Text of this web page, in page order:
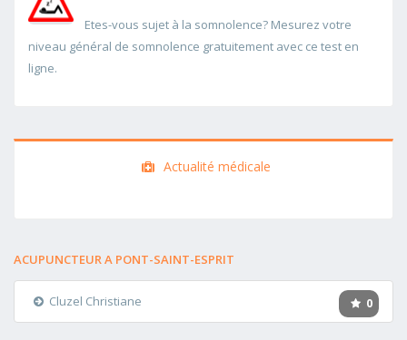
Etes-vous sujet à la somnolence? Mesurez votre
niveau général de somnolence gratuitement avec ce test en
ligne.
Actualité médicale
ACUPUNCTEUR A PONT-SAINT-ESPRIT
0
Cluzel Christiane